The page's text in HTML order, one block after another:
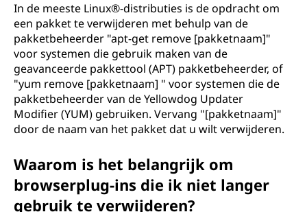
In de meeste Linux®-distributies is de opdracht om
een pakket te verwijderen met behulp van de
pakketbeheerder "apt-get remove [pakketnaam]"
voor systemen die gebruik maken van de
geavanceerde pakkettool (APT) pakketbeheerder, of
"yum remove [pakketnaam] " voor systemen die de
pakketbeheerder van de Yellowdog Updater
Modifier (YUM) gebruiken. Vervang "[pakketnaam]"
door de naam van het pakket dat u wilt verwijderen.
Waarom is het belangrijk om
browserplug-ins die ik niet langer
gebruik te verwijderen?